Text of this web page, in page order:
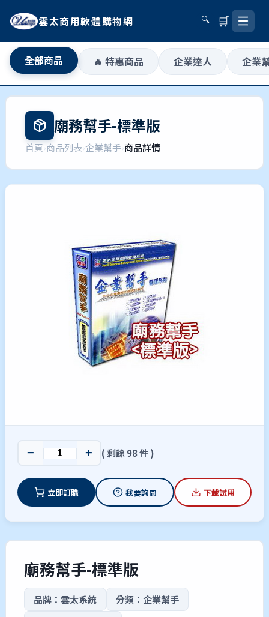
雲太商用軟體購物網 🔍 🛒
全部商品 🔥 特惠商品 企業達人 企業
廟務幫手-標準版
首頁›商品列表›企業幫手›商品詳情
− + ( 剩餘 98 件 )
立即訂購 我要詢問 下載試用
廟務幫手-標準版
品牌：雲太系統
分類：企業幫手